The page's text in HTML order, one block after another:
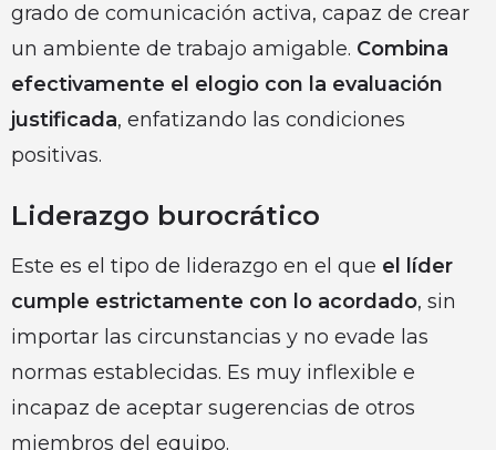
grado de comunicación activa, capaz de crear
un ambiente de trabajo amigable. Combina
efectivamente el elogio con la evaluación
justificada, enfatizando las condiciones
positivas.
Liderazgo burocrático
Este es el tipo de liderazgo en el que el líder
cumple estrictamente con lo acordado, sin
importar las circunstancias y no evade las
normas establecidas. Es muy inflexible e
incapaz de aceptar sugerencias de otros
miembros del equipo.